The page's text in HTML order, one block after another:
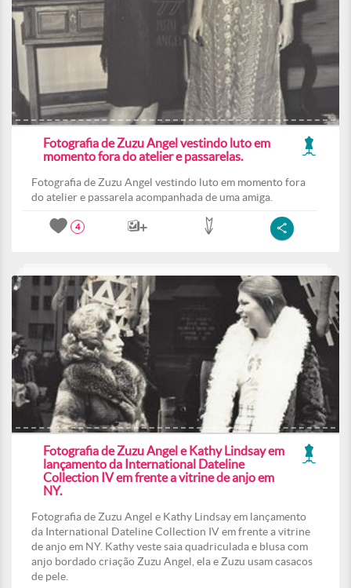
Fotografia de Zuzu Angel vestindo luto em
momento fora do atelier e passarelas.
Fotografia de Zuzu Angel vestindo luto em momento fora
do atelier e passarela acompanhada de uma amiga.
4
Fotografia de Zuzu Angel e Kathy Lindsay em
lançamento da International Dateline
Collection IV em frente a vitrine de anjo em
NY.
Fotografia de Zuzu Angel e Kathy Lindsay em lançamento
da International Dateline Collection IV em frente a vitrine
de anjo em NY. Kathy veste saia quadriculada e blusa com
anjo bordado criação Zuzu Angel, ela e Zuzu usam casacos
de pele.